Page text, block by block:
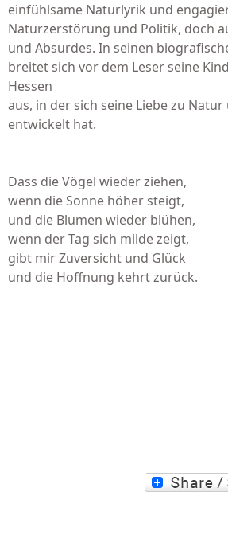
einfühlsame Naturlyrik und
Naturzerstörung und Politik, doch
und Absurdes. In seinen
breitet sich vor dem Leser seine
Hessen
aus, in der sich seine Liebe zu
entwickelt hat.
Dass die Vögel wieder ziehen,
wenn die Sonne höher steigt,
und die Blumen wieder blühen,
wenn der Tag sich milde zeigt,
gibt mir Zuversicht und Glück
und die Hoffnung kehrt zurück.